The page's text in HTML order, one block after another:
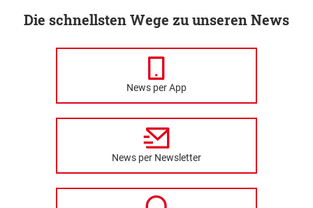
Die schnellsten Wege zu unseren News
News per App
News per Newsletter